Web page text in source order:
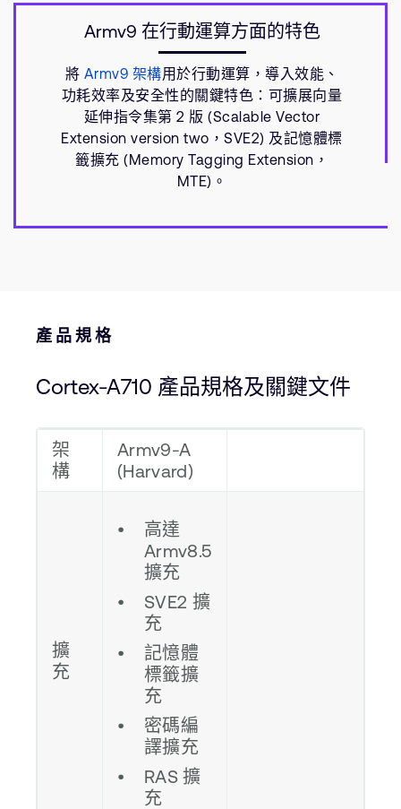
Armv9 在行動運算方面的特色
將 Armv9 架構用於行動運算，導入效能、
功耗效率及安全性的關鍵特色：可擴展向量
延伸指令集第 2 版 (Scalable Vector
Extension version two，SVE2) 及記憶體標
籤擴充 (Memory Tagging Extension，
MTE)。
產品規格
Cortex-A710 產品規格及關鍵文件
架
構
Armv9-A
(Harvard)
擴
充
高達
Armv8.5
擴充
SVE2 擴
充
記憶體
標籤擴
充
密碼編
譯擴充
RAS 擴
充